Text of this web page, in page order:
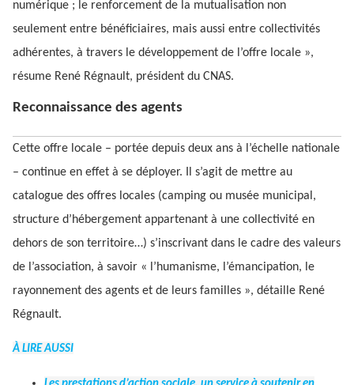
numérique ; le renforcement de la mutualisation non
seulement entre bénéficiaires, mais aussi entre collectivités
adhérentes, à travers le développement de l’offre locale »,
résume René Régnault, président du CNAS.
Reconnaissance des agents
Cette offre locale – portée depuis deux ans à l’échelle nationale
– continue en effet à se déployer. Il s’agit de mettre au
catalogue des offres locales (camping ou musée municipal,
structure d’hébergement appartenant à une collectivité en
dehors de son territoire…) s’inscrivant dans le cadre des valeurs
de l’association, à savoir « l’humanisme, l’émancipation, le
rayonnement des agents et de leurs familles », détaille René
Régnault.
À LIRE AUSSI